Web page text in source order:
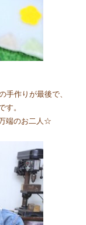
手作りが最後で、
す。
端のお二人☆